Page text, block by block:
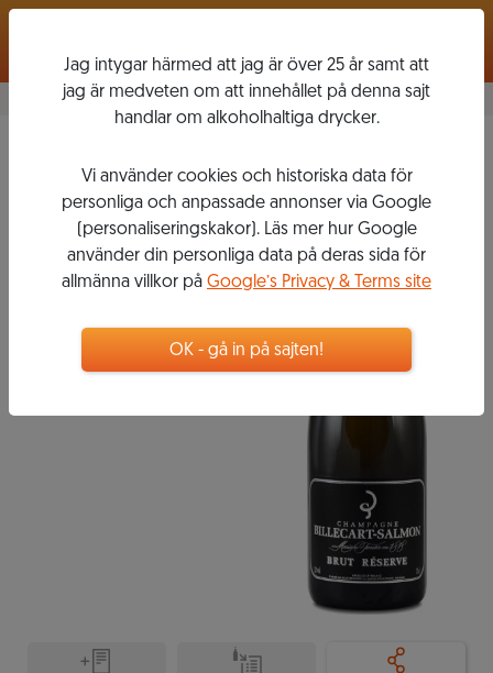
Brut Réserve
BILLECART-
SALMON
kr
Helflaska större
Jag intygar härmed att jag är över 25 år samt att
jag är medveten om att innehållet på denna sajt
handlar om alkoholhaltiga drycker.
Vi använder cookies och historiska data för
personliga och anpassade annonser via Google
(personaliseringskakor). Läs mer hur Google
använder din personliga data på deras sida för
allmänna villkor på Google’s Privacy & Terms site
OK - gå in på sajten!